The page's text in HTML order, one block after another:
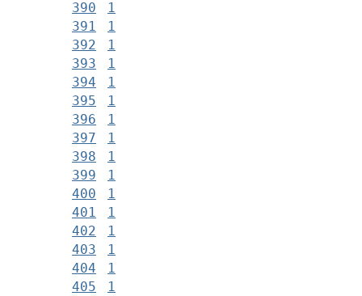
390
1
391
1
392
1
393
1
394
1
395
1
396
1
397
1
398
1
399
1
400
1
401
1
402
1
403
1
404
1
405
1